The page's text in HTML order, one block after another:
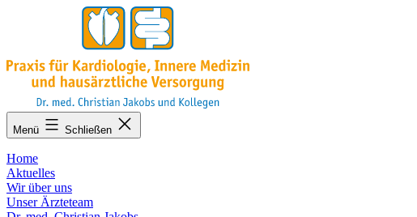
KARDIO-
MA.de
Menü Schließen
Home
Aktuelles
Wir über uns
Unser Ärzteteam